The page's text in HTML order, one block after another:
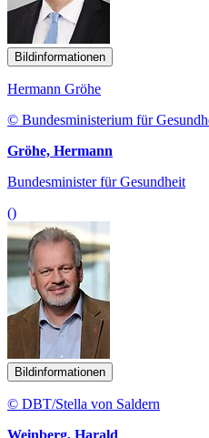
Bildinformationen
Hermann Gröhe
© Bundesministerium für
Gröhe, Hermann
Bundesminister für Gesundheit
()
Bildinformationen
© DBT/Stella von Saldern
Weinberg, Harald